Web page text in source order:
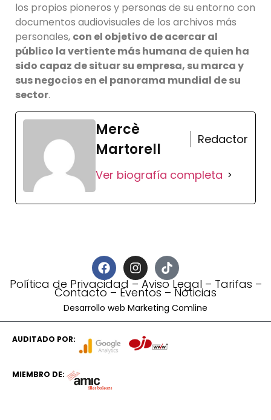
los propios pioneros y personas de su entorno con
documentos audiovisuales de los archivos más
personales, con el objetivo de acercar al
público la vertiente más humana de quien ha
sido capaz de situar su empresa, su marca y
sus negocios en el panorama mundial de su
sector.
Mercè
Martorell
Redactor
Ver biografía completa
Política de Privacidad–Aviso Legal – Tarifas –
Contacto–Eventos–Noticias
Desarrollo web Marketing Comline
AUDITADO POR:
MIEMBRO DE: